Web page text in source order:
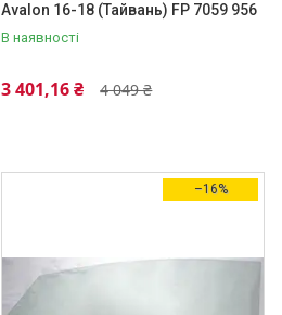
Avalon 16-18 (Тайвань) FP 7059 956
В наявності
4 049 ₴
3 401,16 ₴
–16%